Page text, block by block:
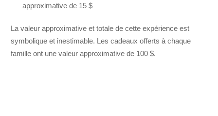
approximative de 15 $
La valeur approximative et totale de cette expérience est
symbolique et inestimable. Les cadeaux offerts à chaque
famille ont une valeur approximative de 100 $.